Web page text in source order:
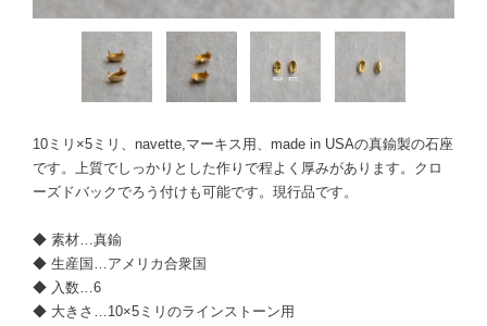
10ミリ×5ミリ、navette,マーキス用、made in USAの真鍮製の石座
です。上質でしっかりとした作りで程よく厚みがあります。クロ
ーズドバックでろう付けも可能です。現行品です。
◆ 素材…真鍮
◆ 生産国…アメリカ合衆国
◆ 入数…6
◆ 大きさ…10×5ミリのラインストーン用